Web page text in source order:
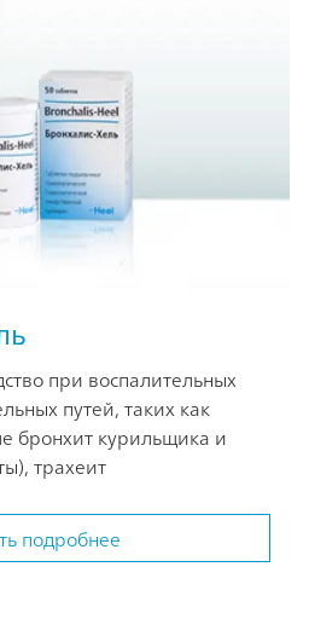
при воспалительных
путей, таких как
бронхит курильщика и
трахеит
подробнее